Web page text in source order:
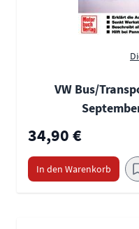
VW Bus/
34,90 €
In den Warenkorb